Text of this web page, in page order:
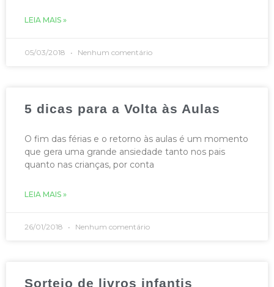
LEIA MAIS »
05/03/2018 Nenhum comentário
5 dicas para a Volta às Aulas
O fim das férias e o retorno às aulas é um momento
que gera uma grande ansiedade tanto nos pais
quanto nas crianças, por conta
LEIA MAIS »
26/01/2018 Nenhum comentário
Sorteio de livros infantis